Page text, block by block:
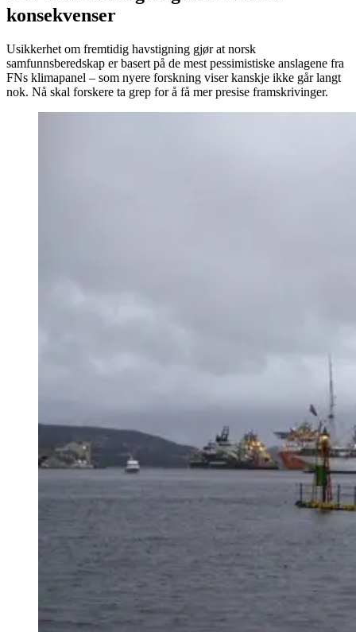
konsekvenser
Usikkerhet om fremtidig havstigning gjør at norsk
samfunnsberedskap er basert på de mest pessimistiske anslagene fra
FNs klimapanel – som nyere forskning viser kanskje ikke går langt
nok. Nå skal forskere ta grep for å få mer presise framskrivinger.